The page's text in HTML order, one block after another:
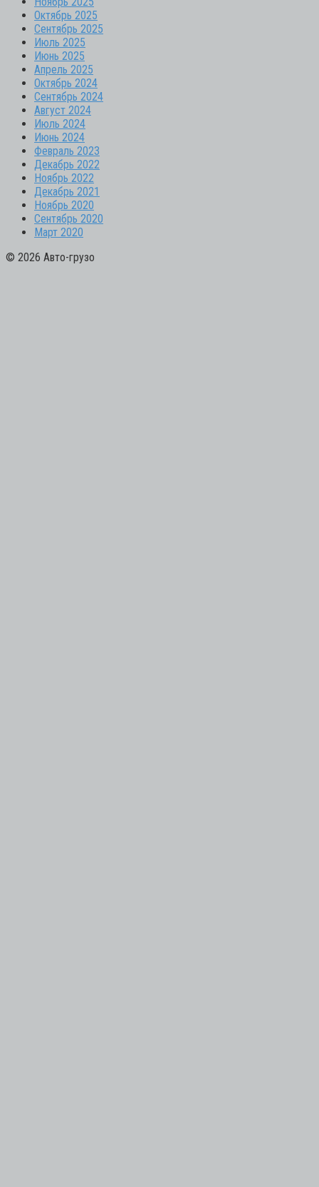
Октябрь 2025
Сентябрь 2025
Июль 2025
Июнь 2025
Апрель 2025
Октябрь 2024
Сентябрь 2024
Август 2024
Июль 2024
Июнь 2024
Февраль 2023
Декабрь 2022
Ноябрь 2022
Декабрь 2021
Ноябрь 2020
Сентябрь 2020
Март 2020
© 2026 Авто-грузо